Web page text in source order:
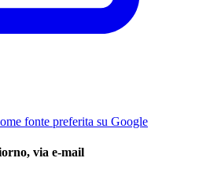
fonte preferita su Google
via e-mail